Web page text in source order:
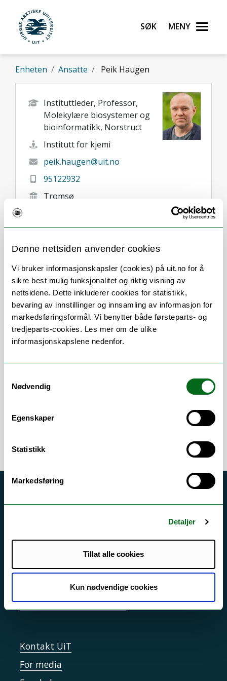
Denne nettsiden anvender cookies
Vi bruker informasjonskapsler (cookies) på uit.no for å
sikre best mulig funksjonalitet og riktig visning av
nettsidene. Dette inkluderer cookies for statistikk,
bevaring av innstillinger og innsamling av informasjon for
markedsføringsformål. Vi benytter både førsteparts- og
tredjeparts-cookies. Les mer om de ulike
informasjonskapslene nedenfor.
Nødvendig
Egenskaper
Statistikk
Markedsføring
Detaljer
Tillat alle cookies
Kun nødvendige cookies
Gå til hovedinnhold
UiT Norges arktiske universitet
Søk Meny
Enheten Ansatte Peik Haugen
Instituttleder, Professor,
Molekylære biosystemer og
bioinformatikk, Norstruct
Institutt for kjemi
peik.haugen@uit.no
95122932
Tromsø
Forskning og undervisning
Publikasjoner
Her finner du meg
Stillingsbeskrivelse
Professor, Molekylære biosystemer og
Personvern ved UiT
Sikkerhet, beredskap og personvern
Informasjonskapsler
Tilgjengelighetserklæring
Kontakt UiT
For media